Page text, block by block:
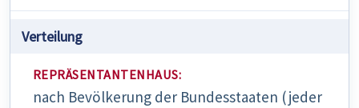
Verteilung
nach Bevölkerung der Bundesstaaten (jeder